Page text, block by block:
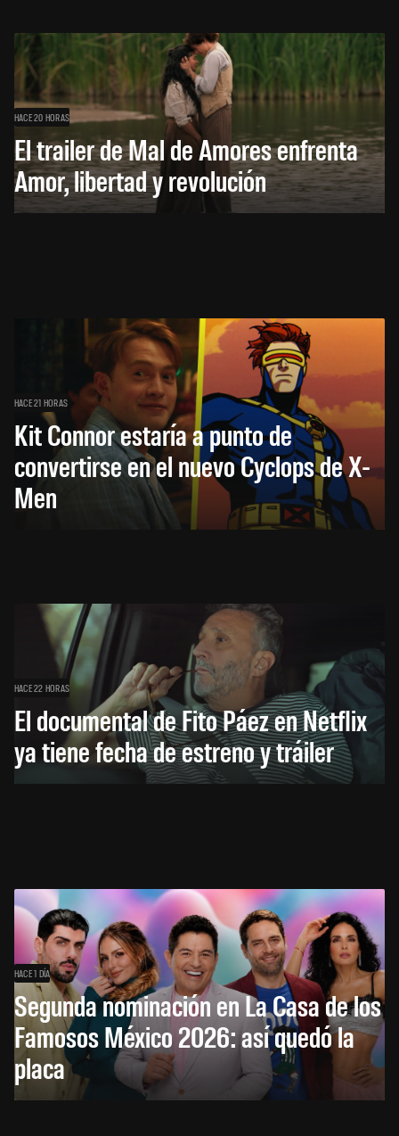
HACE 20 HORAS
El trailer de Mal de Amores enfrenta
Amor, libertad y revolución
HACE 21 HORAS
Kit Connor estaría a punto de
convertirse en el nuevo Cyclops de X-
Men
HACE 22 HORAS
El documental de Fito Páez en Netflix
ya tiene fecha de estreno y tráiler
HACE 1 DÍA
Segunda nominación en La Casa de los
Famosos México 2026: así quedó la
placa